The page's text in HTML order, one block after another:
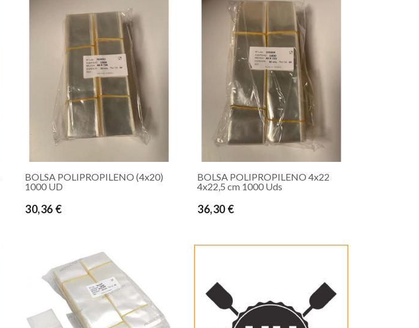
BOLSA POLIPROPILENO (4x20)
1000 UD
30,36 €
BOLSA POLIPROPILENO 4x22
4x22,5 cm 1000 Uds
36,30 €